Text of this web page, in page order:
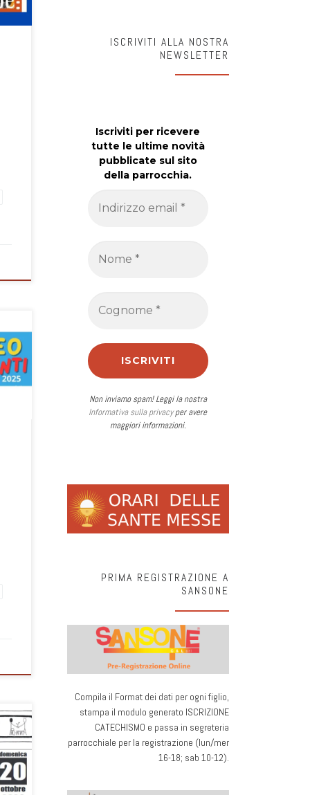
e
è
-
ISCRIVITI ALLA NOSTRA
NEWSLETTER
Iscriviti per ricevere
tutte le ultime novità
pubblicate sul sito
della parrocchia.
Non inviamo spam! Leggi la nostra
Informativa sulla privacyper avere
maggiori informazioni.
PRIMA REGISTRAZIONE A
SANSONE
Compila il Format dei dati per ogni figlio,
stampa il modulo generato ISCRIZIONE
CATECHISMO e passa in segreteria
parrocchiale per la registrazione (lun/mer
16-18; sab 10-12).